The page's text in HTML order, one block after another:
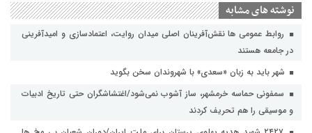
نوشته های مشابه
روابط عمومی ها نقش‌آفرینان اصلی میدان روایت، اعتمادسازی و امیدآفرینی
در جامعه هستند
شهر باید به زبان «سعدی» با شهروندان سخن بگوید
سمفونی حماسه خرمشهر، ساز آشوب نمی‌شود/اغتشاشگران حتی تاریخ ادبیات
و موسیقی را هم تحریف کردند